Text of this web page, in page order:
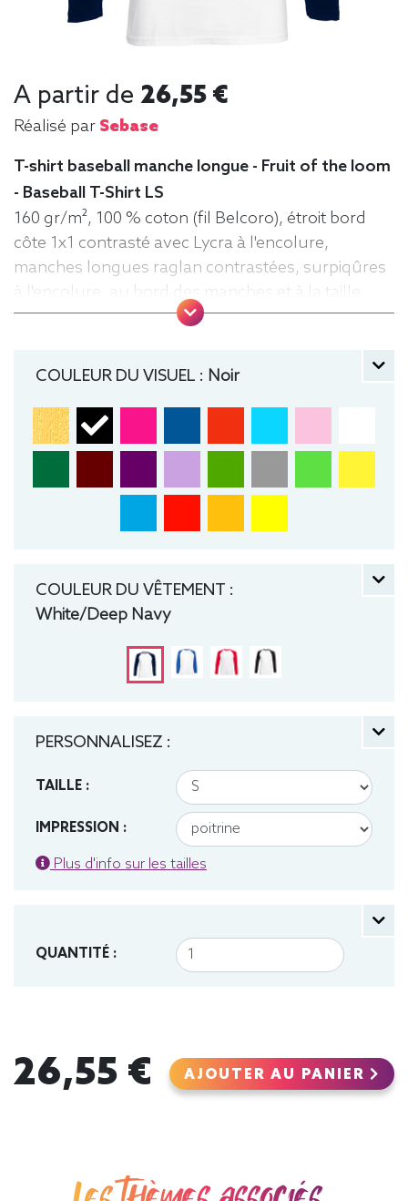
A partir de 26,55 €
Réalisé par Sebase
T-shirt baseball manche longue - Fruit of the loom
- Baseball T-Shirt LS
160 gr/m², 100 % coton (fil Belcoro), étroit bord
côte 1x1 contrasté avec Lycra à l'encolure,
manches longues raglan contrastées, surpiqûres
à l'encolure, au bord des manches et à la taille,
matériau tubulaire. Tee baseball, Tee-shirt,
COULEUR DU VISUEL : Noir
COULEUR DU VÊTEMENT :
White/Deep Navy
PERSONNALISEZ :
TAILLE :
IMPRESSION :
Plus d'info sur les tailles
QUANTITÉ :
26,55 € AJOUTER AU PANIER